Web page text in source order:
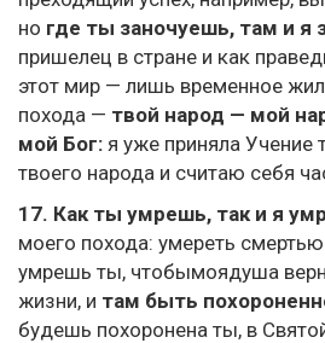
но где ты заночуешь, там и я
пришелец в стране и как
этот мир — лишь временное
похода — твой народ — мой
мой Бог: я уже приняла Учение
твоего народа и считаю себя
17. Как ты умрешь, так и я
моего похода: умереть
умрешь ты, чтобымоядуша
жизни, и там быть
будешь похоронена ты, в